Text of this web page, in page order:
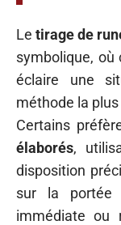
Le tirage de
symbolique, où
éclaire une
méthode la
Certains
élaborés,
disposition
sur la portée
immédiate ou